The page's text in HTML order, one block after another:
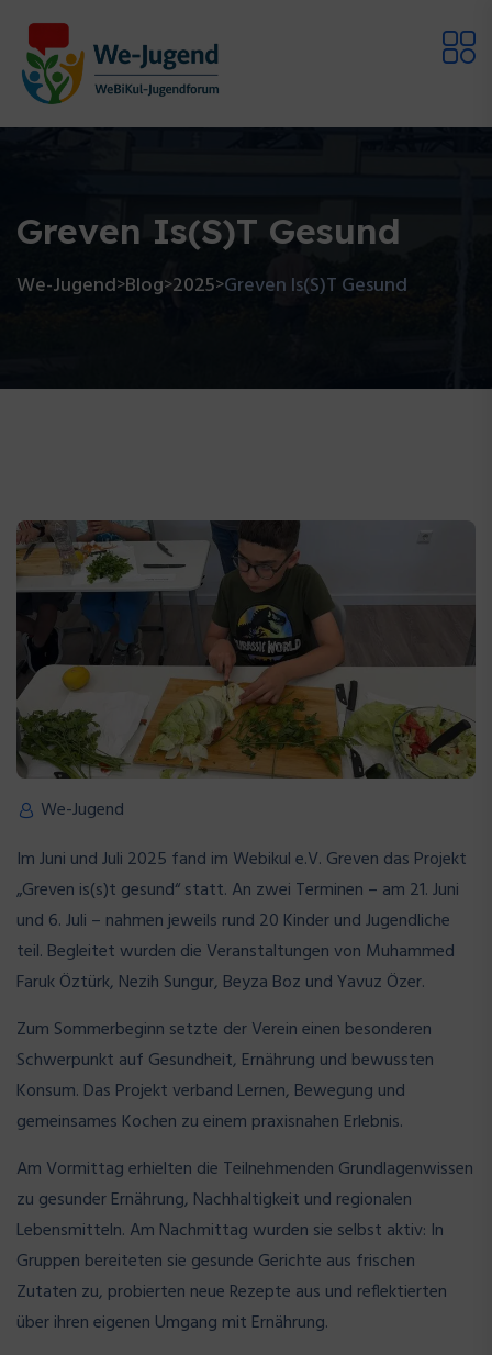
Greven Is(s)t Gesund
We-Jugend>Blog>2025>Greven Is(s)t Gesund
We-Jugend
Im Juni und Juli 2025 fand im Webikul e.V. Greven das Projekt
„Greven is(s)t gesund“ statt. An zwei Terminen – am 21. Juni
und 6. Juli – nahmen jeweils rund 20 Kinder und Jugendliche
teil. Begleitet wurden die Veranstaltungen von Muhammed
Faruk Öztürk, Nezih Sungur, Beyza Boz und Yavuz Özer.
Zum Sommerbeginn setzte der Verein einen besonderen
Schwerpunkt auf Gesundheit, Ernährung und bewussten
Konsum. Das Projekt verband Lernen, Bewegung und
gemeinsames Kochen zu einem praxisnahen Erlebnis.
Am Vormittag erhielten die Teilnehmenden Grundlagenwissen
zu gesunder Ernährung, Nachhaltigkeit und regionalen
Lebensmitteln. Am Nachmittag wurden sie selbst aktiv: In
Gruppen bereiteten sie gesunde Gerichte aus frischen
Zutaten zu, probierten neue Rezepte aus und reflektierten
über ihren eigenen Umgang mit Ernährung.